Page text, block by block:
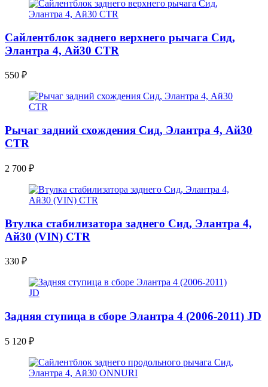
Сайлентблок заднего верхнего рычага Сид,
Элантра 4, Ай30 CTR
550 ₽
Рычаг задний схождения Сид, Элантра 4, Ай30
CTR
2 700 ₽
Втулка стабилизатора заднего Сид, Элантра 4,
Ай30 (VIN) CTR
330 ₽
Задняя ступица в сборе Элантра 4 (2006-2011) JD
5 120 ₽